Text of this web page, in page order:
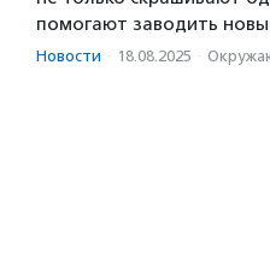
помогают заводить
Новости · 18.08.2025 ·